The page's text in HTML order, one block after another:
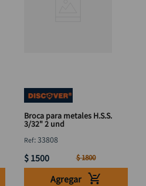
Broca para metales H.S.S.
3/32" 2 und
:33808
$ 1500 $1800
Agregar